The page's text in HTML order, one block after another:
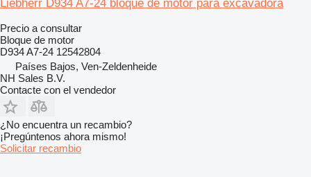
Liebherr D934 A7-24 bloque de motor para excavadora
Precio a consultar
Bloque de motor
D934 A7-24 12542804
Países Bajos, Ven-Zeldenheide
NH Sales B.V.
Contacte con el vendedor
¿No encuentra un recambio?
¡Pregúntenos ahora mismo!
Solicitar recambio